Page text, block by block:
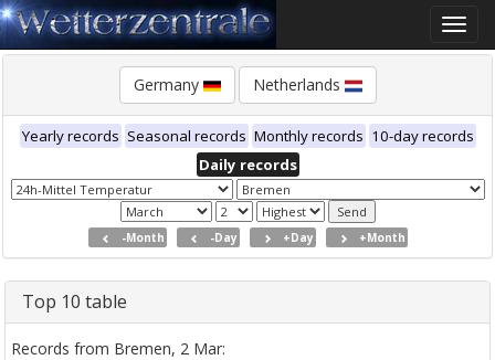
Toggle
Germany Netherlands
Yearly records Seasonal records Monthly records 10-day records
Daily records
-Month -Day +Day +Month
Top 10 table
Records from Bremen, 2 Mar: